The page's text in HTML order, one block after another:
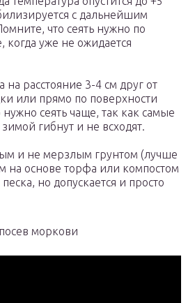
с дальнейшим
что сеять нужно по
когда уже не ожидается
на расстояние 3-4 см друг от
или прямо по поверхности
сеять чаще, так как самые
гибнут и не всходят.
и не мерзлым грунтом (лучше
на основе торфа или компостом
но допускается и просто
моркови